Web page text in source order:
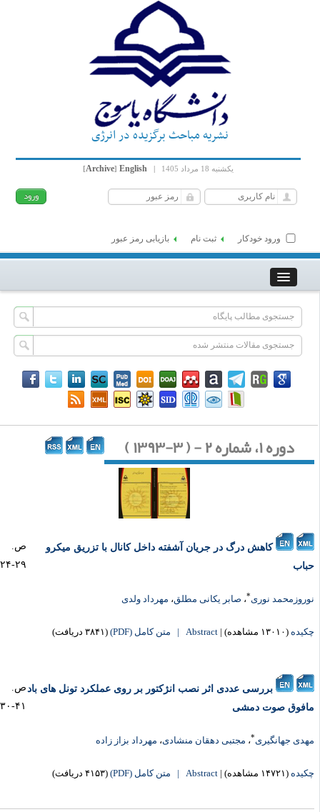
نشریه مباحث برگزیده در انرژی
یکشنبه 18 مرداد 1405 |
English
[Archive]
ورود خودکار ثبت نام بازیابی رمز عبور
دوره ۱، شماره ۲ - ( ۳-۱۳۹۳ )
کاهش درگ در جریان آشفته داخل کانال با تزریق میکرو
ص.
۲۹-۲۴
نوری ،صابر یکانی مطلق،مهرداد ولدی
(۱۳۰۱۰ مشاهده) |
Abstract | متن کامل (PDF) (۳۸۴۱ دریافت)
بررسی عددی اثر نصب انژکتور بر روی عملکرد تونل های باد
صوت دمشی
ص.
۴۱-۳۰
جهانگیری ،مجتبی دهقان منشادی،مهرداد بزاز زاده
(۱۴۷۲۱ مشاهده) |
Abstract | متن کامل (PDF) (۴۱۵۳ دریافت)